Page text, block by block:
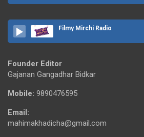
Filmy Mirchi Radio
Founder Editor
Gajanan Gangadhar Bidkar
Mobile: 9890476595
Email:
mahimakhadicha@gmail.com